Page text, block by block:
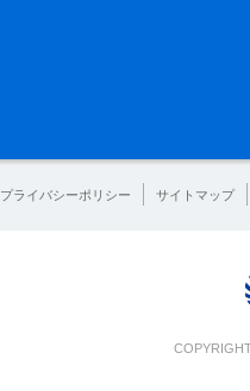
プライバシーポリシー サイトマップ